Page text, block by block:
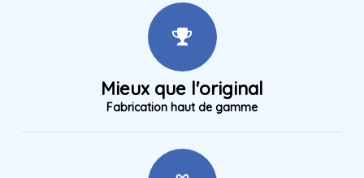
Mieux que l'original
Fabrication haut de gamme